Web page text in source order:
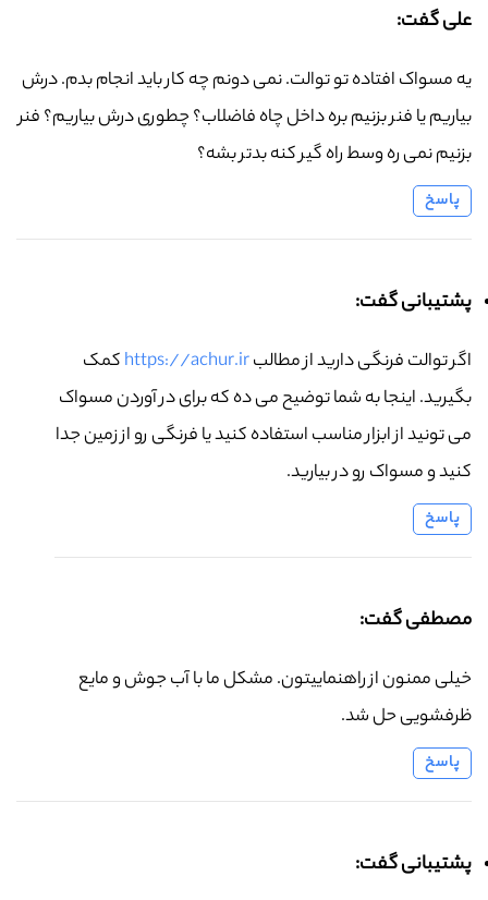
علی گفت:
یه مسواک افتاده تو توالت. نمی دونم چه کار باید انجام بدم. درش
بیاریم یا فنر بزنیم بره داخل چاه فاضلاب؟ چطوری درش بیاریم؟ فنر
بزنیم نمی ره وسط راه گیر کنه بدتر بشه؟
پاسخ
پشتیبانی گفت:
اگر توالت فرنگی دارید از مطالبhttps://achur.irکمک
بگیرید. اینجا به شما توضیح می ده که برای در آوردن مسواک
می تونید از ابزار مناسب استفاده کنید یا فرنگی رو از زمین جدا
کنید و مسواک رو در بیارید.
پاسخ
مصطفی گفت:
خیلی ممنون از راهنماییتون. مشکل ما با آب جوش و مایع
ظرفشویی حل شد.
پاسخ
پشتیبانی گفت: